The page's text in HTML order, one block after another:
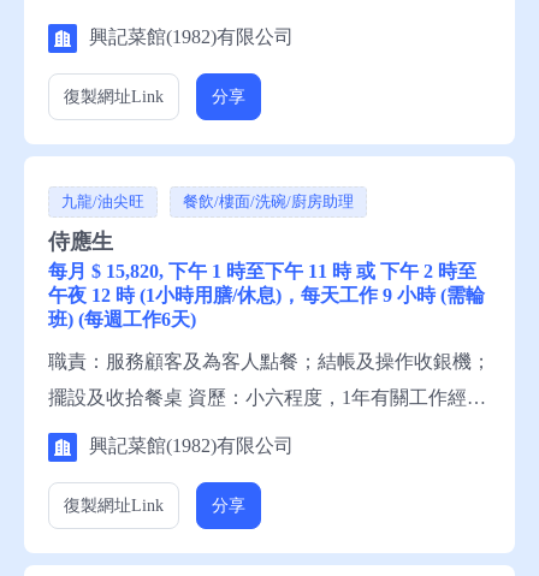
度，1年有關工作經驗，一般中文讀寫 申請須知：求
轉介。
興記菜館(1982)有限公司
復製網址Link 分享
九龍/油尖旺 餐飲/樓面/洗碗/廚房助理
侍應生
每月 $ 15,820, 下午 1 時至下午 11 時 或 下午 2 時至
午夜 12 時 (1小時用膳/休息)，每天工作 9 小時 (需輪
班) (每週工作6天)
職責：服務顧客及為客人點餐；結帳及操作收銀機；
擺設及收拾餐桌 資歷：小六程度，1年有關工作經
驗，略懂粵語，一般中文讀寫 申請須知：求職者請
備註：這是補充勞工優化計劃下的空缺。
興記菜館(1982)有限公司
復製網址Link 分享